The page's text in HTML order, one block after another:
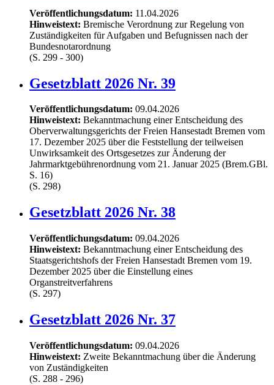
Veröffentlichungsdatum: 11.04.2026
Hinweistext: Bremische Verordnung zur Regelung von
Zuständigkeiten für Aufgaben und Befugnissen nach der
Bundesnotarordnung
(S. 299 - 300)
Gesetzblatt 2026 Nr. 39
Veröffentlichungsdatum: 09.04.2026
Hinweistext: Bekanntmachung einer Entscheidung des
Oberverwaltungsgerichts der Freien Hansestadt Bremen vom
17. Dezember 2025 über die Feststellung der teilweisen
Unwirksamkeit des Ortsgesetzes zur Änderung der
Jahrmarktgebührenordnung vom 21. Januar 2025 (Brem.GBl.
S. 16)
(S. 298)
Gesetzblatt 2026 Nr. 38
Veröffentlichungsdatum: 09.04.2026
Hinweistext: Bekanntmachung einer Entscheidung des
Staatsgerichtshofs der Freien Hansestadt Bremen vom 19.
Dezember 2025 über die Einstellung eines
Organstreitverfahrens
(S. 297)
Gesetzblatt 2026 Nr. 37
Veröffentlichungsdatum: 09.04.2026
Hinweistext: Zweite Bekanntmachung über die Änderung
von Zuständigkeiten
(S. 288 - 296)